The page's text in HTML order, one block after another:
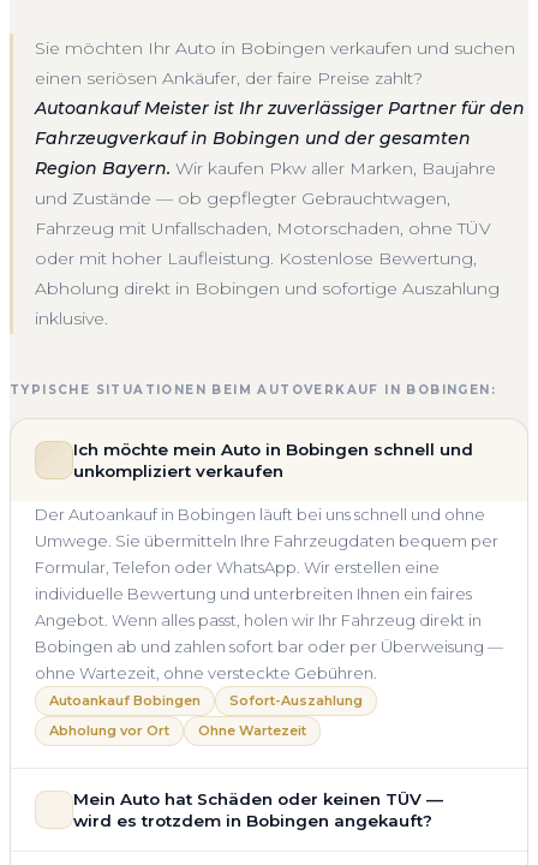
Sie möchten Ihr Auto in Bobingen verkaufen und suchen
einen seriösen Ankäufer, der faire Preise zahlt?
Autoankauf Meister ist Ihr zuverlässiger Partner für den
Fahrzeugverkauf in Bobingen und der gesamten
Region Bayern. Wir kaufen Pkw aller Marken, Baujahre
und Zustände — ob gepflegter Gebrauchtwagen,
Fahrzeug mit Unfallschaden, Motorschaden, ohne TÜV
oder mit hoher Laufleistung. Kostenlose Bewertung,
Abholung direkt in Bobingen und sofortige Auszahlung
inklusive.
TYPISCHE SITUATIONEN BEIM AUTOVERKAUF IN BOBINGEN:
Ich möchte mein Auto in Bobingen schnell und
unkompliziert verkaufen
Der Autoankauf in Bobingen läuft bei uns schnell und ohne
Umwege. Sie übermitteln Ihre Fahrzeugdaten bequem per
Formular, Telefon oder WhatsApp. Wir erstellen eine
individuelle Bewertung und unterbreiten Ihnen ein faires
Angebot. Wenn alles passt, holen wir Ihr Fahrzeug direkt in
Bobingen ab und zahlen sofort bar oder per Überweisung —
ohne Wartezeit, ohne versteckte Gebühren.
Autoankauf Bobingen
Sofort-Auszahlung
Abholung vor Ort
Ohne Wartezeit
Mein Auto hat Schäden oder keinen TÜV —
wird es trotzdem in Bobingen angekauft?